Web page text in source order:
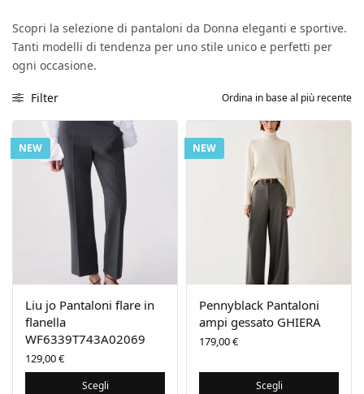
Scopri la selezione di pantaloni da Donna eleganti e sportive.
Tanti modelli di tendenza per uno stile unico e perfetti per
ogni occasione.
Filter
NEW
Liu jo Pantaloni flare in
flanella
WF6339T743A02069
129,00€
Scegli
NEW
Pennyblack Pantaloni
ampi gessato GHIERA
179,00€
Scegli